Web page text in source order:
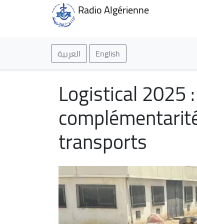
Radio Algérienne
العربية English
Logistical 2025
transports